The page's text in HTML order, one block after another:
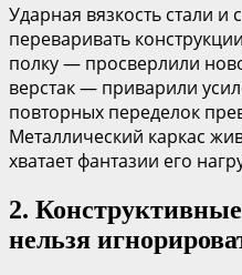
Ударная вязкость стали
переваривать
полку — просверлили
верстак — приварили
повторных переделок
Металлический каркас
хватает фантазии его
2.
нельзя